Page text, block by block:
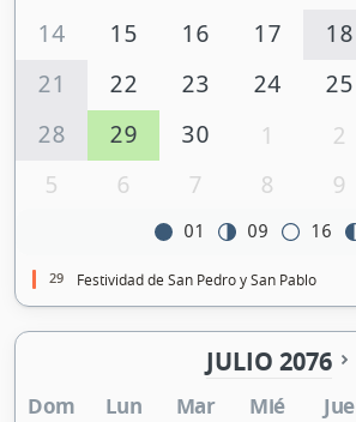
14
15 16 17 18
21
22 23 24 25
28
29 30 1 2
5
6 7 8 9
01 09 16
29 Festividad de San Pedro y San Pablo
JULIO 2076
Dom Lun Mar Mié Jue